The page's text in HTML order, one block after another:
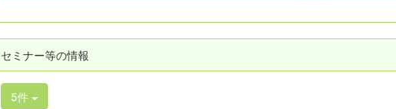
セミナー等の情報
5件